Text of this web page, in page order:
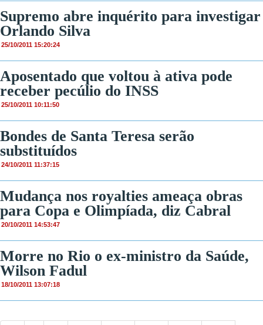
Supremo abre inquérito para investigar
Orlando Silva
25/10/2011 15:20:24
Aposentado que voltou à ativa pode
receber pecúlio do INSS
25/10/2011 10:11:50
Bondes de Santa Teresa serão
substituídos
24/10/2011 11:37:15
Mudança nos royalties ameaça obras
para Copa e Olimpíada, diz Cabral
20/10/2011 14:53:47
Morre no Rio o ex-ministro da Saúde,
Wilson Fadul
18/10/2011 13:07:18